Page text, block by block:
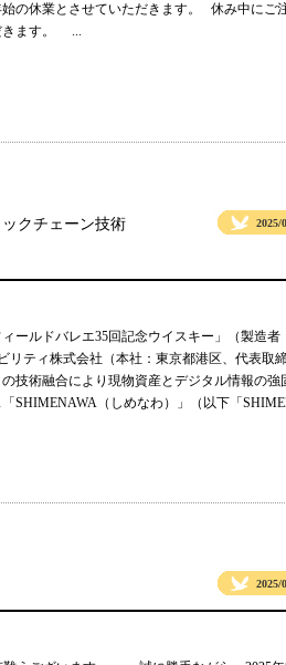
始の休業とさせていただきます。 休み中にご
きます。 ...
クチェーン技術
2025/
ールドバレエ35回記念ウイスキー」（製造者
リティ株式会社（本社：東京都港区、代表取
技術融合により現物資産とデジタル情報の強
SHIMENAWA（しめなわ）」（以下「
2025/